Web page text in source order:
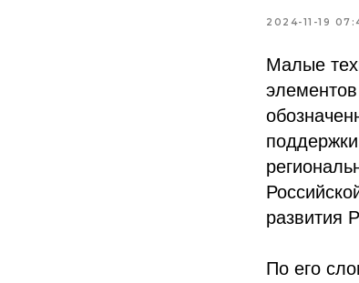
2024-11-19
Малые
развития
По его